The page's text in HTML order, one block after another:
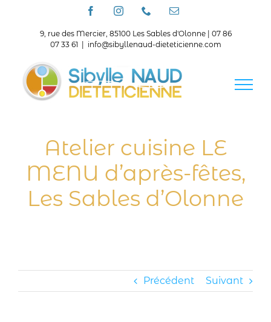
FacebookInstagramTéléphoneEmail
9, rue des Mercier, 85100 Les Sables d'Olonne | 07 86
07 33 61
info@sibyllenaud-dieteticienne.com
Atelier cuisine LE
MENU d’après-fêtes,
Les Sables d’Olonne
Précédent Suivant